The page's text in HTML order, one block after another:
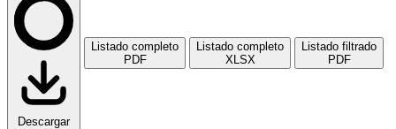
Descargar
Listado completo
PDF
Listado completo
XLSX
Listado filtrado
PDF